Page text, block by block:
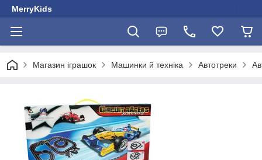
MerryKids
Магазин іграшок Машинки й техніка Автотреки